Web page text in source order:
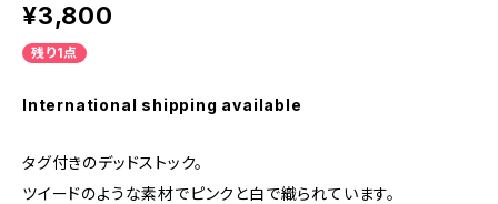
¥3,800
残り1点
International shipping available
タグ付きのデッドストック。
ツイードのような素材でピンクと白で織られています。